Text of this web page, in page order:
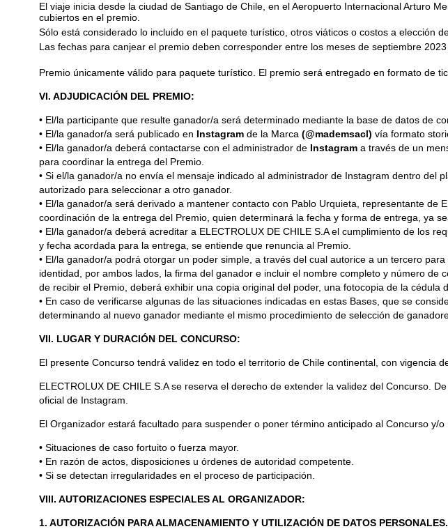
El viaje inicia desde la ciudad de Santiago de Chile, en el Aeropuerto Internacional Arturo
cubiertos en el premio.
Sólo está considerado lo incluido en el paquete turístico, otros viáticos o costos a elección
Las fechas para canjear el premio deben corresponder entre los meses de septiembre
Premio únicamente válido para paquete turístico. El premio será entregado en formato de
VI. ADJUDICACIÓN DEL PREMIO:
• El/la participante que resulte ganador/a será determinado mediante la base de datos de
• El/la ganador/a será publicado en Instagram de la Marca (@mademsacl) vía formato
• El/la ganador/a deberá contactarse con el administrador de Instagram a través de un
para coordinar la entrega del Premio.
• Si el/la ganador/a no envía el mensaje indicado al administrador de Instagram dentro
autorizado para seleccionar a otro ganador.
• El/la ganador/a será derivado a mantener contacto con Pablo Urquieta, representante
coordinación de la entrega del Premio, quien determinará la fecha y forma de entrega, ya
• El/la ganador/a deberá acreditar a ELECTROLUX DE CHILE S.A el cumplimiento de los
y fecha acordada para la entrega, se entiende que renuncia al Premio.
• El/la ganador/a podrá otorgar un poder simple, a través del cual autorice a un tercero
identidad, por ambos lados, la firma del ganador e incluir el nombre completo y número
de recibir el Premio, deberá exhibir una copia original del poder, una fotocopia de la cédula
• En caso de verificarse algunas de las situaciones indicadas en estas Bases, que se
determinando al nuevo ganador mediante el mismo procedimiento de selección de
VII. LUGAR Y DURACIÓN DEL CONCURSO:
El presente Concurso tendrá validez en todo el territorio de Chile continental, con vigencia
ELECTROLUX DE CHILE S.A se reserva el derecho de extender la validez del Concurso.
oficial de Instagram.
El Organizador estará facultado para suspender o poner término anticipado al Concurso
• Situaciones de caso fortuito o fuerza mayor.
• En razón de actos, disposiciones u órdenes de autoridad competente.
• Si se detectan irregularidades en el proceso de participación.
VIII. AUTORIZACIONES ESPECIALES AL ORGANIZADOR:
1. AUTORIZACIÓN PARA ALMACENAMIENTO Y UTILIZACIÓN DE DATOS PERSONALES.